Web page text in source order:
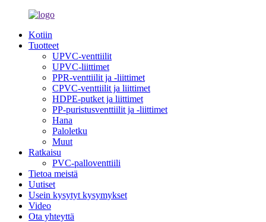
Kotiin
Tuotteet
UPVC-venttiilit
UPVC-liittimet
PPR-venttiilit ja -liittimet
CPVC-venttiilit ja liittimet
HDPE-putket ja liittimet
PP-puristusventtiilit ja -liittimet
Hana
Paloletku
Muut
Ratkaisu
PVC-palloventtiili
Tietoa meistä
Uutiset
Usein kysytyt kysymykset
Video
Ota yhteyttä